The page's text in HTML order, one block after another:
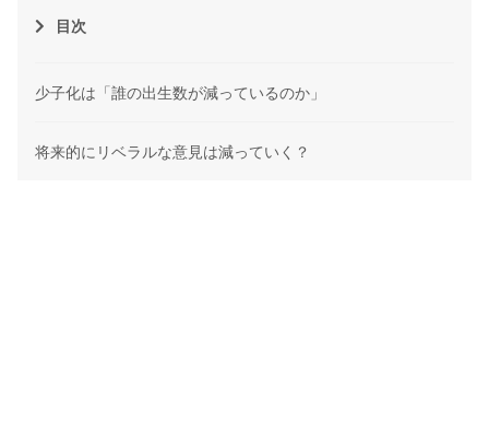
目次
少子化は「誰の出生数が減っているのか」
将来的にリベラルな意見は減っていく？